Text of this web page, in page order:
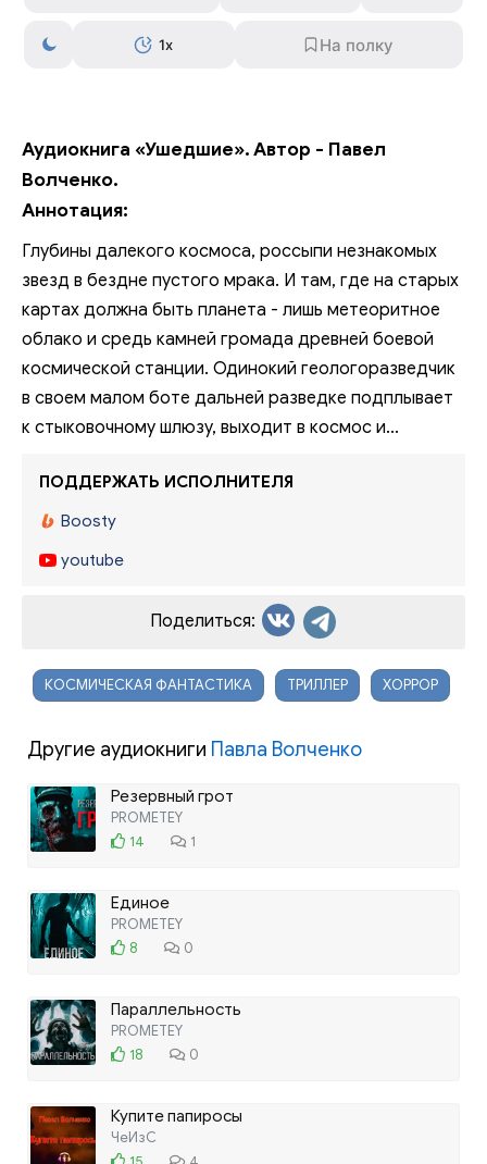
1x
Аудиокнига «Ушедшие». Автор - Павел
Волченко.
Аннотация:
Глубины далекого космоса, россыпи незнакомых
звезд в бездне пустого мрака. И там, где на старых
картах должна быть планета - лишь метеоритное
облако и средь камней громада древней боевой
космической станции. Одинокий геологоразведчик
в своем малом боте дальней разведке подплывает
к стыковочному шлюзу, выходит в космос и...
ПОДДЕРЖАТЬ ИСПОЛНИТЕЛЯ
Boosty
youtube
Поделиться:
КОСМИЧЕСКАЯ ФАНТАСТИКА ТРИЛЛЕР ХОРРОР
Другие аудиокниги Павла Волченко
Резервный грот
PROMETEY
14
1
Единое
PROMETEY
8
0
Параллельность
PROMETEY
18
0
Купите папиросы
ЧеИзС